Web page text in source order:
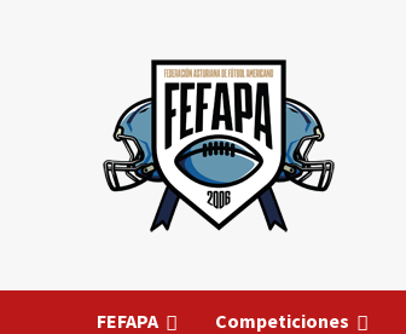
FEFAPA Competiciones